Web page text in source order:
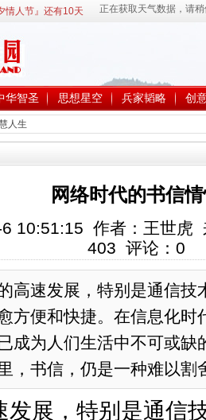
情人节』还有10天
华智圣 思想星空 兵家韬略 创
人生
网络时代的书信
6 10:51:15 作者：王世虎
403 评论： 0
高速发展，特别是通信技
方便和快捷。在信息化时
成为人们生活中不可或缺
，书信，仍是一种难以割
发展，特别是通信